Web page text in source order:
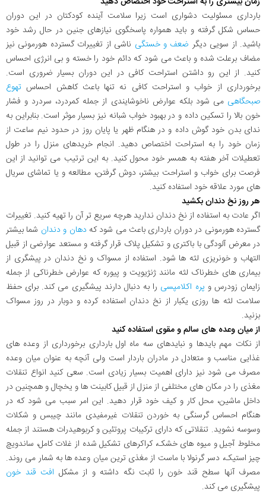
بارداری مسئولیت دشواری است زیرا سلامت آینده کودکتان در این دوران
حساس شکل گرفته و باید همواره پاسخگوی نیازهای جنین در حال رشد خود
باشید. از سویی دیگر ضعف و خستگی ناشی از تغییرات گسترده هورمونی نیز
مضاف برعلت شده و باعث می شود که دائم خود را خسته و بی انرژی احساس
کنید. از این رو داشتن استراحت کافی در این دوران بسیار ضروری است.
برخورداری از خواب و استراحت کافی نه تنها باعث کاهش احساس تهوع
صبحگاهی می شود بلکه عوارض ناخوشایندی از جمله کمردرد، سردرد و فشار
خون بالا را تسکین داده و در بهبود خواب شبانه نیز بسیار موثر است. بنابراین به
ندای بدن خود گوش داده و در هنگام ظهر یا پایان روز در حدود نیم ساعت از
زمان خود را به استراحت اختصاص دهید. انجام خریدهای منزل را در طول
تعطیلات آخر هفته به همسر خود محول کنید. به این ترتیب می توانید از این
فرصت برای خواب و استراحت بیشتر، دوش گرفتن، مطالعه و یا تماشای سریال
های مورد علاقه خود استفاده کنید.
هر روز نخ دندان بکشید
اگر عادت به استفاده از نخ دندان ندارید هرچه سریع تر آن را تهیه کنید. تغییرات
گسترده هورمونی در دوران بارداری باعث می شود که دهان و دندان شما بیشتر
در معرض آلودگی با باکتری و تشکیل پلاک قرار گرفته و مستعد عوارضی از قبیل
التهاب و خونریزی لثه ها شود. استفاده از مسواک و نخ دندان در پیشگری از
بیماری های خطرناک لثه مانند ژنژیویت و پیوره که عوارض خطرناکی از جمله
زایمان زودرس و پره اکلامپسی را به دنبال دارند پیشگیری می کند. برای حفظ
سلامت لثه ها روزی یکبار از نخ دندان استفاده کرده و دوبار در روز مسواک
بزنید.
از میان وعده های سالم و مقوی استفاده کنید
از نکات مهم بایدها و نبایدهای سه ماه اول بارداری برخورداری از وعده های
غذایی مناسب و متعادل در مادران باردار است ولی آنچه به عنوان میان وعده
مصرف می شود نیز دارای اهمیت بسیار زیادی است. سعی کنید انواع تنقلات
مغذی را در مکان های مختلفی از منزل از قبیل کابینت ها و یخچال و همچنین در
داخل ماشین، محل کار و کیف خود قرار دهید. این امر سبب می شود که در
هنگام احساس گرسنگی به خوردن تنقلات غیرمفیدی مانند چیبس و شکلات
وسوسه نشوید. تنقلاتی که دارای ترکیبات پروتئین و کربوهیدرات هستند از جمله
مخلوط آجیل و میوه های خشک، کراکرهای تشکیل شده از غلات کامل، ساندویچ
چیز استیک، دسر گرنولا با ماست از مغذی ترین میان وعده ها به شمار می روند.
مصرف آنها سطح قند خون را ثابت نگه داشته و از مشکل افت قند خون
پیشگیری می کند.